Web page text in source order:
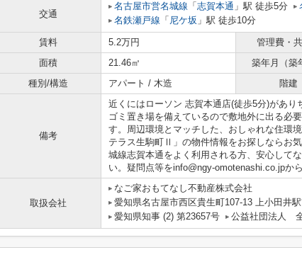
交通
名古屋市営名城線 「 志賀本通 」駅 徒歩5分
名鉄瀬戸線 「 尼ケ坂 」駅 徒歩10分
賃料 5.2万円 管理費・
面積
21.46㎡ 築年月（築
種別/構造
アパート / 木造 階建
備考
近くにはローソン 志賀本通店(徒歩5分)があ
ゴミ置き場を備えているので敷地外に出る必
す。周辺環境とマッチした、おしゃれな住環
テラス生駒町Ⅱ」の物件情報をお探しならお
城線志賀本通をよく利用される方、安心して
い。疑問点等をinfo@ngy-omotenashi.co.jpか
取扱会社
なご家おもてなし不動産株式会社
愛知県名古屋市西区貴生町107-13 上小田井
愛知県知事 (2) 第23657号
公益社団法人